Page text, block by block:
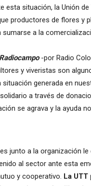
esta situación, la Unión
productores de flores y
sumarse a la
Radiocampo-por Radio
y viveristas son
generada en
a través de
se agrava y la ayuda
junto a la organización
al sector ante esta
y cooperativo. La